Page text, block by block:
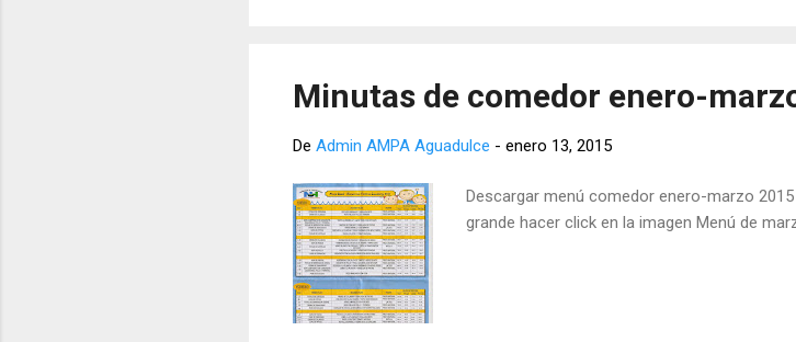
Minutas de comedor enero-
De Admin AMPA Aguadulce - enero 13, 2015
Descargar menú comedor enero-marzo
grande hacer click en la imagen Menú de